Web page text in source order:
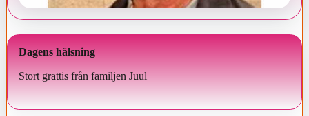
Dagens hälsning
Stort grattis från familjen Juul